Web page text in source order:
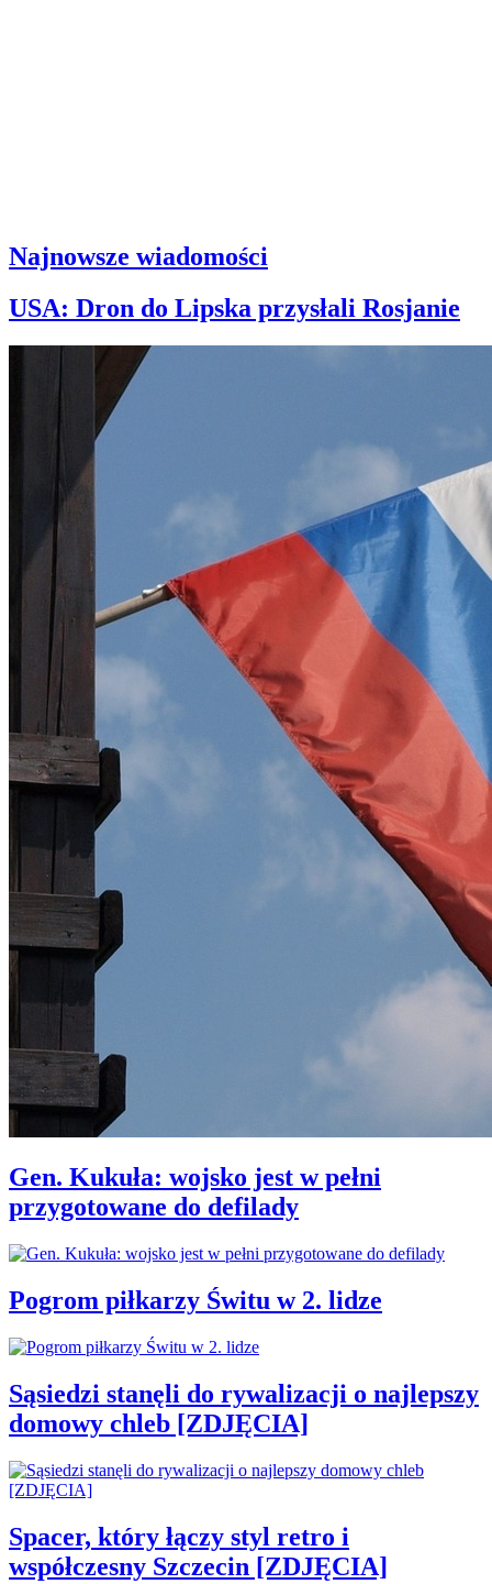
Najnowsze wiadomości
USA: Dron do Lipska przysłali Rosjanie
Gen. Kukuła: wojsko jest w pełni
przygotowane do defilady
Pogrom piłkarzy Świtu w 2. lidze
Sąsiedzi stanęli do rywalizacji o najlepszy
domowy chleb [ZDJĘCIA]
Spacer, który łączy styl retro i
współczesny Szczecin [ZDJĘCIA]